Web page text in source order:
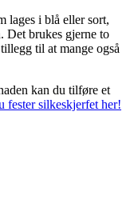
lages i blå eller sort,
Det brukes gjerne to
til at mange også
kan du tilføre et
fester silkeskjerfet her!